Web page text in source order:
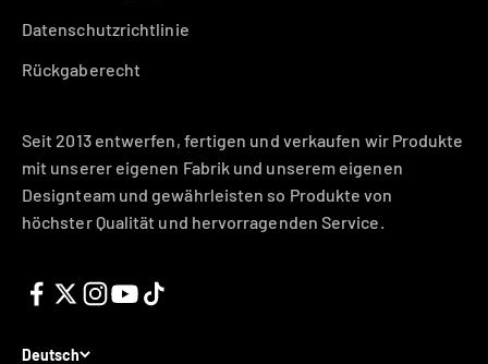
Datenschutzrichtlinie
Rückgaberecht
Seit 2013 entwerfen, fertigen und verkaufen wir Produkte
mit unserer eigenen Fabrik und unserem eigenen
Designteam und gewährleisten so Produkte von
höchster Qualität und hervorragenden Service.
Deutsch